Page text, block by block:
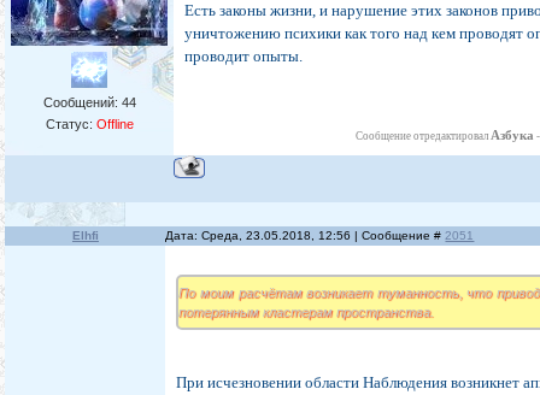
Сообщений: 44
Статус: Offline
Есть законы жизни, и нарушение этих законов
уничтожению психики как того над кем проводят
проводит опыты.
Сообщение отредактировалАзбука
Elhfi Дата: Среда, 23.05.2018, 12:56 | Сообщение #2051
По моим расчётам возникает туманность, что
потерянным кластерам пространства.
При исчезновении области Наблюдения возникнет